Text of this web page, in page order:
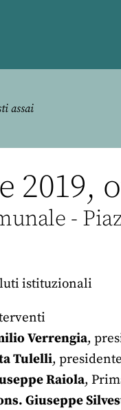
assai
2019,
-
istituzionali
Verrengia,
Tulelli,
Raiola,
Giuseppe